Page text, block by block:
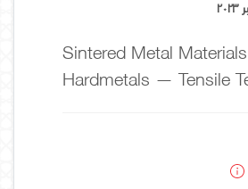
Sintered Metal
Hardmetals — Tensile